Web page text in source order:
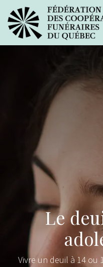
Le
Vivre un deuil à 14 ou